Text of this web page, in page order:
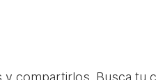
compartirlos. Busca tu